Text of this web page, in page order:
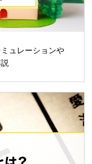
ュレーションや